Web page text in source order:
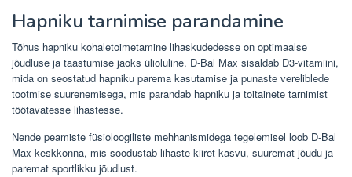
Hapniku tarnimise parandamine
Tõhus hapniku kohaletoimetamine lihaskudedesse on optimaalse
jõudluse ja taastumise jaoks ülioluline. D-Bal Max sisaldab D3-vitamiini,
mida on seostatud hapniku parema kasutamise ja punaste vereliblede
tootmise suurenemisega, mis parandab hapniku ja toitainete tarnimist
töötavatesse lihastesse.
Nende peamiste füsioloogiliste mehhanismidega tegelemisel loob D-Bal
Max keskkonna, mis soodustab lihaste kiiret kasvu, suuremat jõudu ja
paremat sportlikku jõudlust.